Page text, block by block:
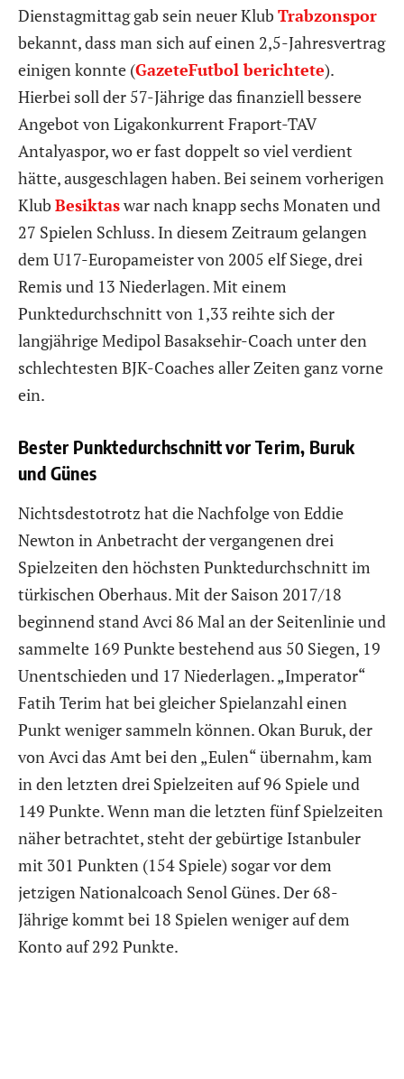
Dienstagmittag gab sein neuer Klub Trabzonspor
bekannt, dass man sich auf einen 2,5-Jahresvertrag
einigen konnte (GazeteFutbol berichtete).
Hierbei soll der 57-Jährige das finanziell bessere
Angebot von Ligakonkurrent Fraport-TAV
Antalyaspor, wo er fast doppelt so viel verdient
hätte, ausgeschlagen haben. Bei seinem vorherigen
Klub Besiktaswar nach knapp sechs Monaten und
27 Spielen Schluss. In diesem Zeitraum gelangen
dem U17-Europameister von 2005 elf Siege, drei
Remis und 13 Niederlagen. Mit einem
Punktedurchschnitt von 1,33 reihte sich der
langjährige Medipol Basaksehir-Coach unter den
schlechtesten BJK-Coaches aller Zeiten ganz vorne
ein.
Bester Punktedurchschnitt vor Terim, Buruk
und Günes
Nichtsdestotrotz hat die Nachfolge von Eddie
Newton in Anbetracht der vergangenen drei
Spielzeiten den höchsten Punktedurchschnitt im
türkischen Oberhaus. Mit der Saison 2017/18
beginnend stand Avci 86 Mal an der Seitenlinie und
sammelte 169 Punkte bestehend aus 50 Siegen, 19
Unentschieden und 17 Niederlagen. „Imperator“
Fatih Terim hat bei gleicher Spielanzahl einen
Punkt weniger sammeln können. Okan Buruk, der
von Avci das Amt bei den „Eulen“ übernahm, kam
in den letzten drei Spielzeiten auf 96 Spiele und
149 Punkte. Wenn man die letzten fünf Spielzeiten
näher betrachtet, steht der gebürtige Istanbuler
mit 301 Punkten (154 Spiele) sogar vor dem
jetzigen Nationalcoach Senol Günes. Der 68-
Jährige kommt bei 18 Spielen weniger auf dem
Konto auf 292 Punkte.